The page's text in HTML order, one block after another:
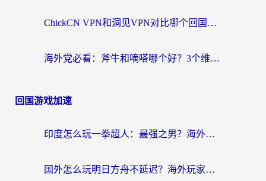
ChickCN VPN和洞见VPN对比哪个回国效果更好？海外党亲测3款加速器+避坑指南
海外党必看：斧牛和嘀嗒哪个好？3个维度教你选对回国加速器
回国游戏加速
印度怎么玩一拳超人：最强之男？海外党国服游戏加速避坑指南
国外怎么玩明日方舟不延迟？海外玩家国服游戏加速终极指南（附DNF梦幻诛仙解决方案）